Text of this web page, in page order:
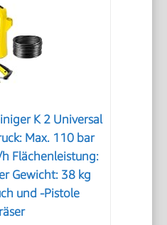
K 2 Universal
Max. 110 bar
Flächenleistung:
Gewicht: 38 kg
und -Pistole